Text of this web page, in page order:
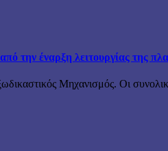
την έναρξη λειτουργίας της
Μηχανισμός. Οι